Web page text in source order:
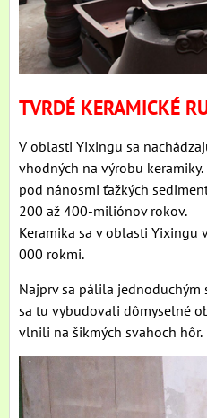
TVRDÉ KERAMICKÉ
V oblasti Yixingu sa
vhodných na výrobu
pod nánosmi ťažkých
200 až 400-miliónov rokov.
Keramika sa v oblasti Yixingu
000 rokmi.
Najprv sa pálila jednoduchým
sa tu vybudovali dômyselné
vlnili na šikmých svahoch hôr.